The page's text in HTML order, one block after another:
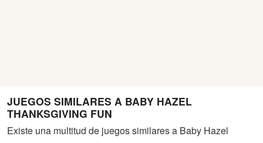
JUEGOS SIMILARES A BABY HAZEL
THANKSGIVING FUN
Existe una multitud de juegos similares a Baby Hazel